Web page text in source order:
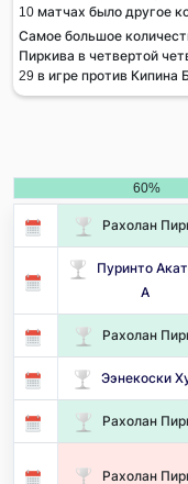
10 матчах было другое
Самое большое
Пиркива в четвертой
29 в игре против Кипина
60%
Рахолан
Пуринто
А
Рахолан
Ээнекоски
Рахолан
Рахолан